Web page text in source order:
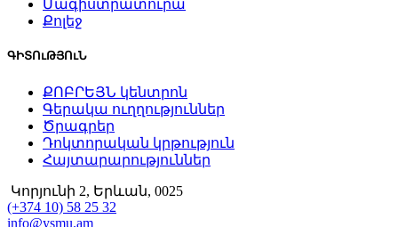
Մագիստրատուրա
Քոլեջ
ԳԻՏՈւԹՅՈւՆ
ՔՈԲՐԵՅՆ կենտրոն
Գերակա ուղղություններ
Ծրագրեր
Դոկտորական կրթություն
Հայտարարություններ
Կորյունի 2, Երևան, 0025
(+374 10) 58 25 32
info@ysmu.am